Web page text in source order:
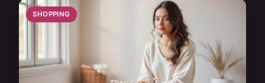
SHOPPING